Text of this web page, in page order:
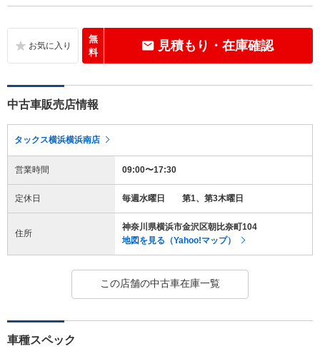
無
料
見積もり・在庫確認
中古車販売店情報
タックス横浜横浜南店
営業時間 09:00〜17:30
定休日 毎週水曜日 第1、第3木曜日
住所
神奈川県横浜市金沢区朝比奈町104
地図を見る（Yahoo!マップ）
この店舗の中古車在庫一覧
車種スペック